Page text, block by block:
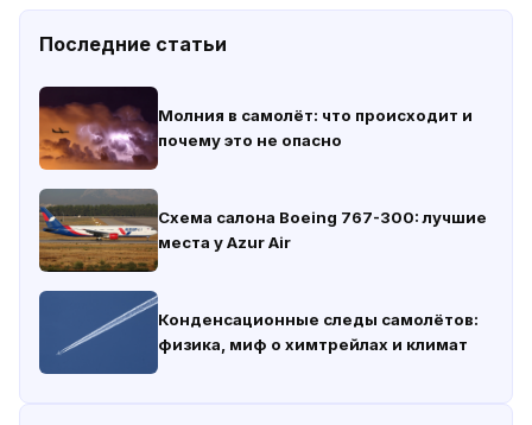
Последние статьи
Молния в самолёт: что происходит и
почему это не опасно
Схема салона Boeing 767-300: лучшие
места у Azur Air
Конденсационные следы самолётов:
физика, миф о химтрейлах и климат